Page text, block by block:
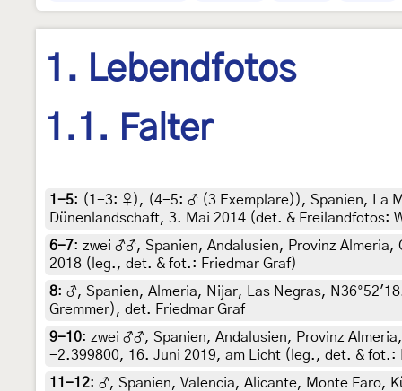
1. Lebendfotos
1.1. Falter
1-5: (1-3: ♀), (4-5: ♂ (3 Exemplare) ), Spanien, La
Dünenlandschaft, 3. Mai 2014 (det. & Freilandfotos:
6-7: zwei ♂♂, Spanien, Andalusien, Provinz Almeria,
2018 (leg., det. & fot.: Friedmar Graf)
8: ♂, Spanien, Almeria, Nijar, Las Negras,
Gremmer), det. Friedmar Graf
9-10: zwei ♂♂, Spanien, Andalusien, Provinz
-2.399800, 16. Juni 2019, am Licht (leg., det. & fot.:
11-12: ♂, Spanien, Valencia, Alicante, Monte Faro,